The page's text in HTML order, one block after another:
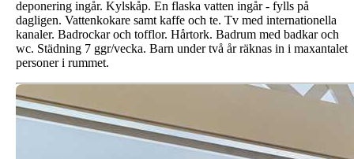
deponering ingår. Kylskåp. En flaska vatten ingår - fylls på
dagligen. Vattenkokare samt kaffe och te. Tv med internationella
kanaler. Badrockar och tofflor. Hårtork. Badrum med badkar och
wc. Städning 7 ggr/vecka. Barn under två år räknas in i maxantalet
personer i rummet.